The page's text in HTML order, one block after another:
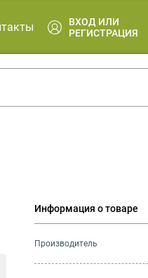
ВХОД ИЛИ
РЕГИСТРАЦИЯ
Информация о товаре
Производитель